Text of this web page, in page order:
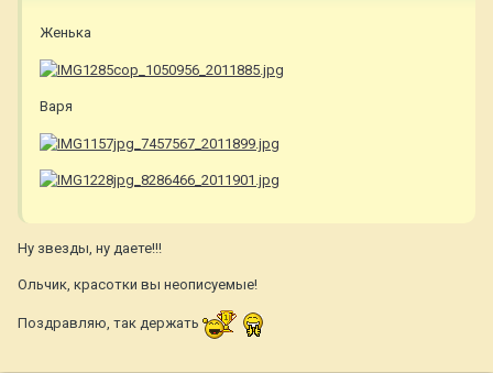
Женька
Варя
Ну звезды, ну даете!!!
Ольчик, красотки вы неописуемые!
Поздравляю, так держать